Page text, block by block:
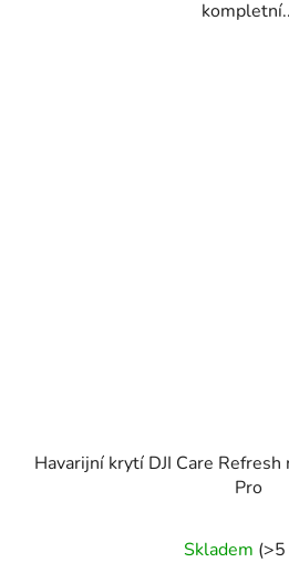
Havarijní krytí DJI Care Refresh
Pro
Skladem (>5